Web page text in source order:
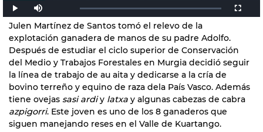
Julen Martínez de Santos tomó el relevo de la
explotación ganadera de manos de su padre Adolfo.
Después de estudiar el ciclo superior de Conservación
del Medio y Trabajos Forestales en Murgia decidió seguir
la línea de trabajo de au aita y dedicarse a la cría de
bovino terreño y equino de raza dela País Vasco. Además
tiene ovejas sasi ardiy latxa y algunas cabezas de cabra
azpigorri. Este joven es uno de los 8 ganaderos que
siguen manejando reses en el Valle de Kuartango.